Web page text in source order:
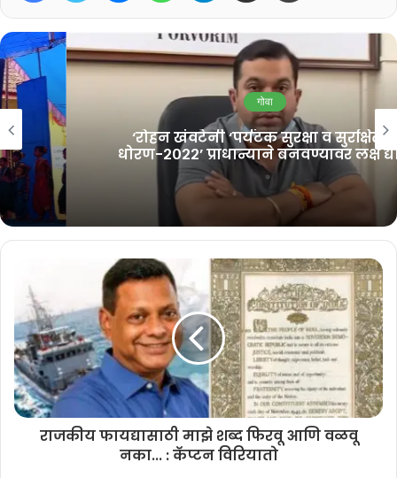
गोवा काँग्रेसच्या सोशल मीडिया विभागाची
August 6, 2026
देशाच्या घटनेचा खून करून मुख्यमंत्री डॉ.प्रमोद सावंत यांच्या भाजप सरकारची
स्थापना झाली. देशभरात पक्षांतर करणाऱ्या भाजपला संविधानावर बोलण्याचा नैतिक
अधिकार नाही. गुन्हे, बेरोजगारी, महागाई, भ्रष्टाचार, भाजपने 10 वर्षात गोव्याचा
केलेला विनाश यावर बोलूया, असे विरोधी पक्षनेते युरी आलेमाव म्हणाले.
भाजप सरकारने प्रति किलो 175 रुपये आधारभूत किंमत न दिल्याने काजू शेतकरी
हवालदील झाले आहेत. संजीवनी साखर कारखाना बंद झाल्याने ऊस उत्पादक
शेतकरी हैराण झाले आहेत. भाजपने त्यांना राजकीय आरक्षण न दिल्याने एसटी
समाज वैफल्यग्रस्त झाला आहे. चला यावर चर्चा करुया!, असे केपेंचे आमदार एल्टन
डिकोस्ता यांनी सांगितले.
गोवा
‘रोहन खंवटेनी ‘पर्यटक सुरक्षा व सुरक्षितता
धोरण-२०२२’ प्राधान्याने बनवण्यावर लक्ष द्यावे’
राजकीय फायद्यासाठी माझे शब्द फिरवू आणि वळवू
नका... : कॅप्टन विरियातो